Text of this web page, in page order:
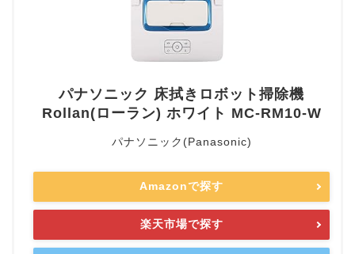
パナソニック 床拭きロボット掃除機
Rollan(ローラン) ホワイト MC-RM10-W
パナソニック(Panasonic)
Amazonで探す
楽天市場で探す